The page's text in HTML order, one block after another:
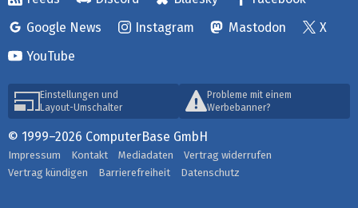
Google News
Instagram Mastodon
X
YouTube
Einstellungen und
Layout-Umschalter
Probleme mit einem
Werbebanner?
© 1999–2026 ComputerBase GmbH
Impressum Kontakt Mediadaten
Vertrag widerrufen
Vertrag kündigen
Barrierefreiheit Datenschutz